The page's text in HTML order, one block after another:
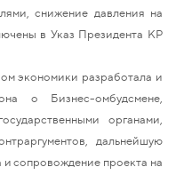
снижение давления на
в Указ Президента КР
экономики разработала и
о Бизнес-омбудсмене,
органами,
дальнейшую
и сопровождение проекта на